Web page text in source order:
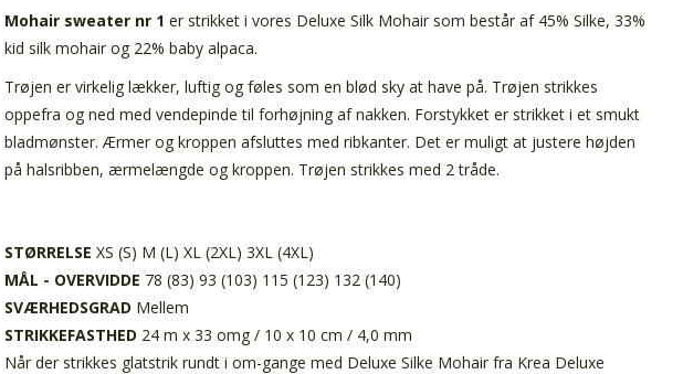
Mohair sweater nr 1 er strikket i vores Deluxe Silk Mohair som består af 45% Silke, 33%
kid silk mohair og 22% baby alpaca.
Trøjen er virkelig lækker, luftig og føles som en blød sky at have på. Trøjen strikkes
oppefra og ned med vendepinde til forhøjning af nakken. Forstykket er strikket i et smukt
bladmønster. Ærmer og kroppen afsluttes med ribkanter. Det er muligt at justere højden
på halsribben, ærmelængde og kroppen. Trøjen strikkes med 2 tråde.
STØRRELSE XS (S) M (L) XL (2XL) 3XL (4XL)
MÅL - OVERVIDDE 78 (83) 93 (103) 115 (123) 132 (140)
SVÆRHEDSGRAD Mellem
STRIKKEFASTHED 24 m x 33 omg / 10 x 10 cm / 4,0 mm
Når der strikkes glatstrik rundt i om-gange med Deluxe Silke Mohair fra Krea Deluxe